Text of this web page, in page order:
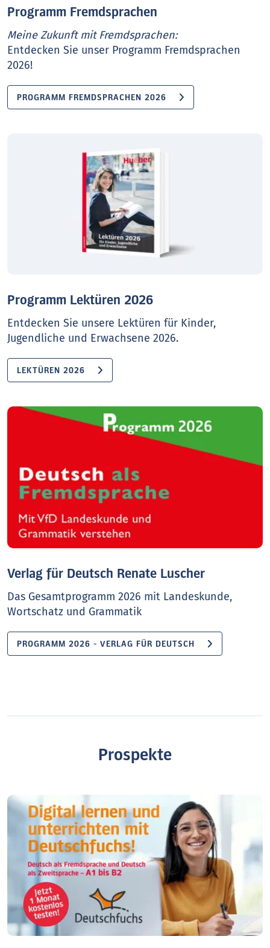
Programm Fremdsprachen
Meine Zukunft mit Fremdsprachen:
Entdecken Sie unser Programm Fremdsprachen
2026!
PROGRAMM FREMDSPRACHEN 2026
Programm Lektüren 2026
Entdecken Sie unsere Lektüren für Kinder,
Jugendliche und Erwachsene 2026.
LEKTÜREN 2026
Verlag für Deutsch Renate Luscher
Das Gesamtprogramm 2026 mit Landeskunde,
Wortschatz und Grammatik
PROGRAMM 2026 - VERLAG FÜR DEUTSCH
Prospekte